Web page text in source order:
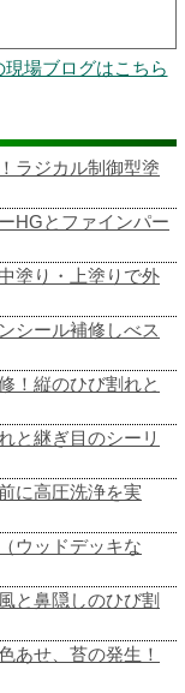
現場ブログはこちら
ラジカル制御型塗
HGとファインパー
塗り・上塗りで外
シール補修しべス
！縦のひび割れと
と継ぎ目のシーリ
に高圧洗浄を実
ウッドデッキな
と鼻隠しのひび割
あせ、苔の発生！